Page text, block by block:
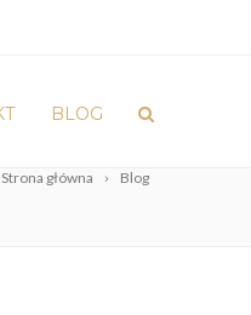
BLOG
Strona główna Blog